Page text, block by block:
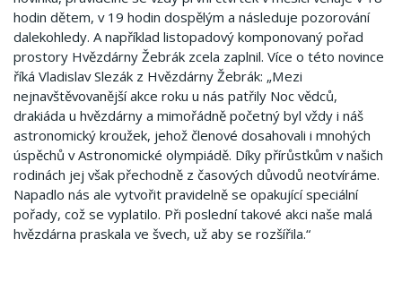
hodin dětem, v 19 hodin dospělým a následuje pozorování
dalekohledy. A například listopadový komponovaný pořad
prostory Hvězdárny Žebrák zcela zaplnil. Více o této novince
říká Vladislav Slezák z Hvězdárny Žebrák: „Mezi
nejnavštěvovanější akce roku u nás patřily Noc vědců,
drakiáda u hvězdárny a mimořádně početný byl vždy i náš
astronomický kroužek, jehož členové dosahovali i mnohých
úspěchů v Astronomické olympiádě. Díky přírůstkům v našich
rodinách jej však přechodně z časových důvodů neotvíráme.
Napadlo nás ale vytvořit pravidelně se opakující speciální
pořady, což se vyplatilo. Při poslední takové akci naše malá
hvězdárna praskala ve švech, už aby se rozšířila.“